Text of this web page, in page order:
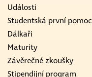
Události
Studentská první pomoc
Dálkaři
Maturity
Závěrečné zkoušky
Stipendijní program